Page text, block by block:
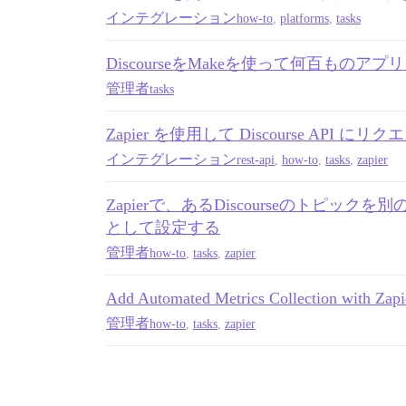
インテグレーションhow-to platforms tasks
DiscourseをMakeを使って何百ものアプ
管理者tasks
Zapier を使用して Discourse API にリク
インテグレーションrest-api how-to tasks zapier
Zapierで、あるDiscourseのトピックを別
として設定する
管理者how-to tasks zapier
Add Automated Metrics Collection with
管理者how-to tasks zapier